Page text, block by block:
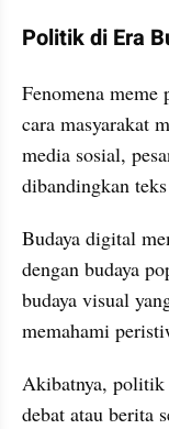
Politik di Era
Fenomena
cara masyarakat
media sosial,
dibandingkan
Budaya digital
dengan budaya
budaya visual
memahami
Akibatnya, politik
debat atau berita